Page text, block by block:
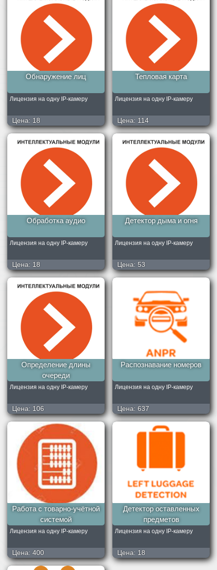
Обнаружение лиц
Лицензия на одну IP-камеру
Цена: 18
Тепловая карта
Лицензия на одну IP-камеру
Цена: 114
Обработка аудио
Лицензия на одну IP-камеру
Цена: 18
Детектор дыма и огня
Лицензия на одну IP-камеру
Цена: 53
Определение длины
очереди
Лицензия на одну IP-камеру
Цена: 106
Распознавание номеров
Лицензия на одну IP-камеру
Цена: 637
Работа с товарно-учётной
системой
Лицензия на одну IP-камеру
Цена: 400
Детектор оставленных
предметов
Лицензия на одну IP-камеру
Цена: 18